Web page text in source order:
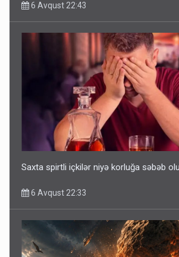
6 Avqust 22:43
Saxta spirtli içkilər niyə korluğa səbəb
6 Avqust 22:33